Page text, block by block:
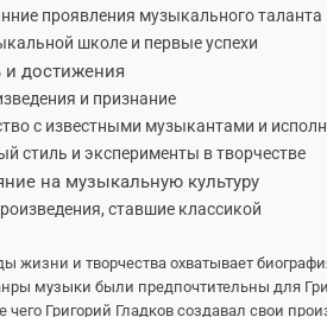
проявления музыкального таланта
школе и первые успехи
и достижения
и признание
с известными музыкантами и
стиль и эксперименты в творчестве
на музыкальную культуру
ставшие классикой
жизни и творчества охватывает
музыки были предпочтительны для
чего Григорий Гладков создавал свои